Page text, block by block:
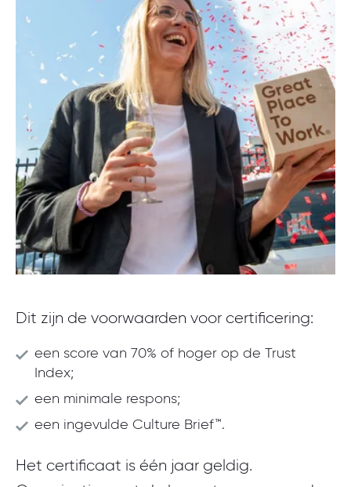
Dit zijn de voorwaarden voor certificering:
een score van 70% of hoger op de Trust
Index;
een minimale respons;
een ingevulde Culture Brief™.
Het certificaat is één jaar geldig.